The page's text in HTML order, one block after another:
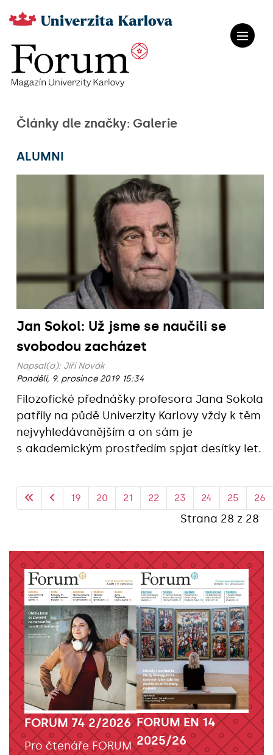
Články dle značky: Galerie
ALUMNI
Jan Sokol: Už jsme se naučili se
svobodou zacházet
Napsal(a): Jiří Novák
Pondělí, 9. prosince 2019 15:34
Filozofické přednášky profesora Jana Sokola
patřily na půdě Univerzity Karlovy vždy k těm
nejvyhledávanějším a on sám je
s akademickým prostředím spjat desítky let.
Strana 28 z 28
19 20 21 22 23 24 25 26
FORUM 74 2/2026
Pro čtenáře FORUM
FORUM EN 14
2025/26